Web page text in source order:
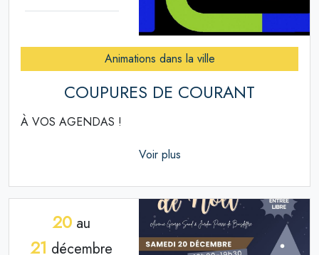
Animations dans la ville
COUPURES DE COURANT
À VOS AGENDAS !
Voir plus
20 au
21 décembre